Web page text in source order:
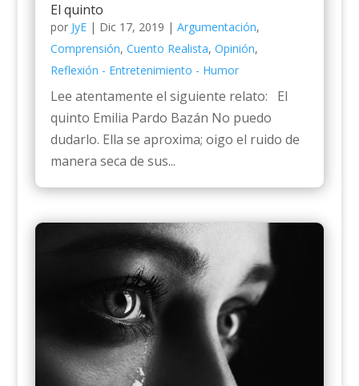
El quinto
por JyE| Dic 17, 2019 | Argumentación,
Comprensión, Cuento Realista, Opinión,
Reflexión - Entretenimiento - Humor
Lee atentamente el siguiente relato: El
quinto Emilia Pardo Bazán No puedo
dudarlo. Ella se aproxima; oigo el ruido de
manera seca de sus...